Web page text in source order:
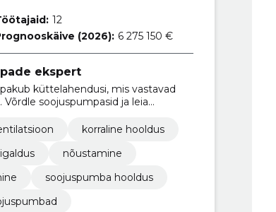
12
(2026): 6 275 150 €
ekspert
küttelahendusi, mis vastavad
soojuspumpasid ja leia
korraline hooldus
nõustamine
soojuspumba hooldus